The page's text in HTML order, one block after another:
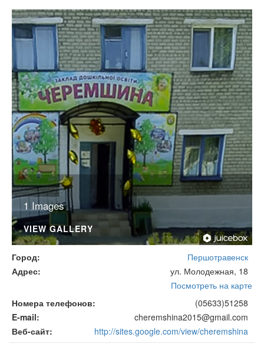
1 Images
VIEW GALLERY
Город
Першотравенск
Адрес
ул. Молодежная, 18
Посмотреть на карте
Номера телефонов
(05633)51258
E-mail
cheremshina2015@gmail.com
Веб-сайт
http://sites.google.com/view/cheremshina